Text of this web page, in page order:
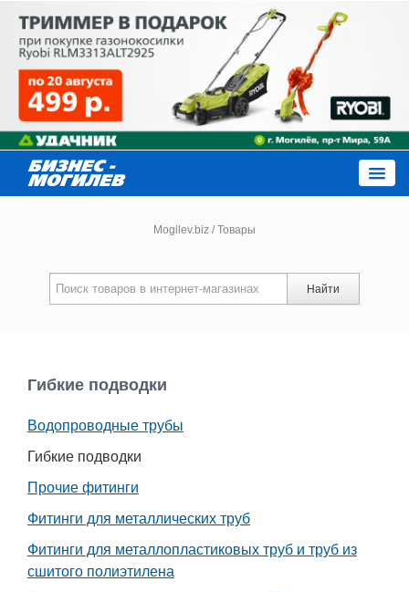
Новости компаний
Каталог
Работа
Объявления
Транспорт
Mogilev.biz /Товары
Найти
Гибкие подводки
Водопроводные трубы
Гибкие подводки
Прочие фитинги
Фитинги для металлических труб
Фитинги для металлопластиковых труб и труб из
сшитого полиэтилена